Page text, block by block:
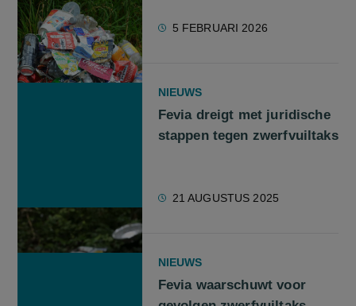
5 FEBRUARI 2026
NIEUWS
Fevia dreigt met juridische
stappen tegen zwerfvuiltaks
21 AUGUSTUS 2025
NIEUWS
Fevia waarschuwt voor